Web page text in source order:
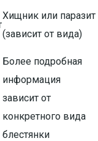
Хищник или паразит
(зависит от вида)
Более подробная
информация
зависит от
конкретного вида
блестянки